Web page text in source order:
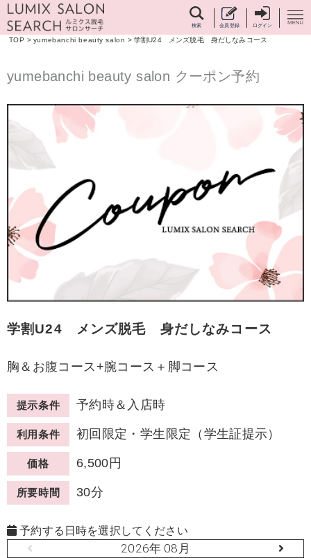
検索 会員登録 ログイン
TOP > yumebanchi beauty salon > 学割U24 メンズ脱毛 身だしなみコース
yumebanchi beauty salon クーポン予約
学割U24 メンズ脱毛 身だしなみコース
胸＆お腹コース+腕コース＋脚コース
提示条件 予約時＆入店時
利用条件 初回限定・学生限定（学生証提示）
価格 6,500円
所要時間 30分
予約する日時を選択してください
2026年 08月